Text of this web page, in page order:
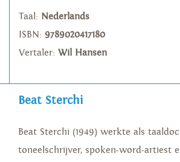
Taal: Nederlands
ISBN: 9789020417180
Vertaler: Wil Hansen
Beat Sterchi
Beat Sterchi (1949) werkte als
toneelschrijver, spoken-word-artiest